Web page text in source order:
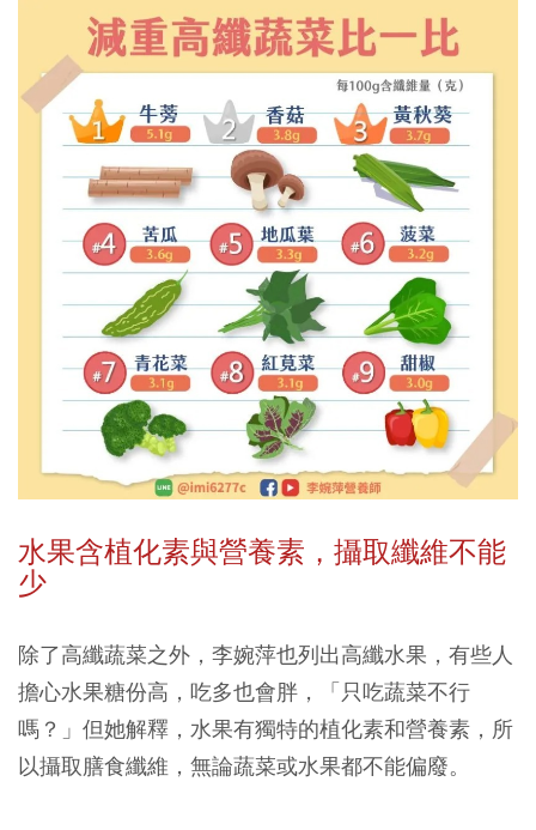
水果含植化素與營養素，攝取纖維不能
少
除了高纖蔬菜之外，李婉萍也列出高纖水果，有些人
擔心水果糖份高，吃多也會胖，「只吃蔬菜不行
嗎？」但她解釋，水果有獨特的植化素和營養素，所
以攝取膳食纖維，無論蔬菜或水果都不能偏廢。